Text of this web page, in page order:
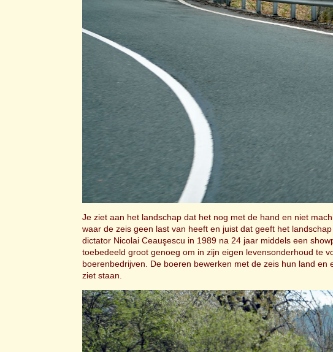
Je ziet aan het landschap dat het nog met de hand en niet
waar de zeis geen last van heeft en juist dat geeft het
dictator Nicolai Ceauşescu in 1989 na 24 jaar middels een
toebedeeld groot genoeg om in zijn eigen levensonderhoud te
boerenbedrijven. De boeren bewerken met de zeis hun land
ziet staan.